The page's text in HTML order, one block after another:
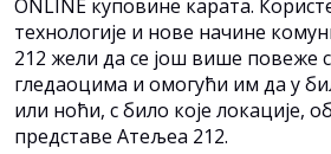
ONLINE куповине карата.
технологије и нове начине
212 жели да се још више повеже
гледаоцима и омогући им да у
или ноћи, с било које локације,
представе Атељеа 212.